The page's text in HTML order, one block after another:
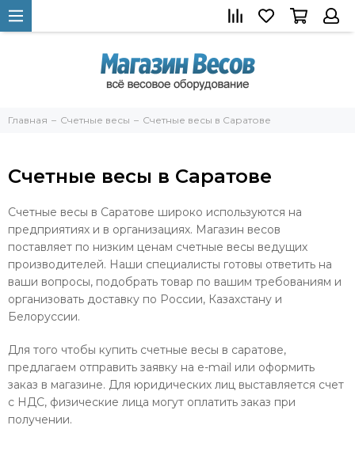
Главная Счетные весы Счетные весы в Саратове
Счетные весы в Саратове
Счетные весы в Саратове широко используются на
предприятиях и в организациях. Магазин весов
поставляет по низким ценам счетные весы ведущих
производителей. Наши специалисты готовы ответить на
ваши вопросы, подобрать товар по вашим требованиям и
организовать доставку по России, Казахстану и
Белоруссии.
Для того чтобы купить счетные весы в саратове,
предлагаем отправить заявку на e-mail или оформить
заказ в магазине. Для юридических лиц выставляется счет
с НДС, физические лица могут оплатить заказ при
получении.